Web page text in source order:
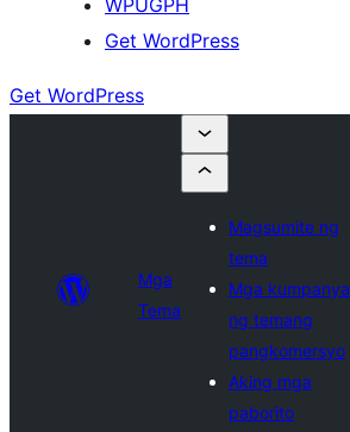
WPUGPH
Get WordPress
Get WordPress
Mga
Tema
Magsumite ng
tema
Mga kumpanya
ng temang
pangkomersyo
Aking mga
paborito